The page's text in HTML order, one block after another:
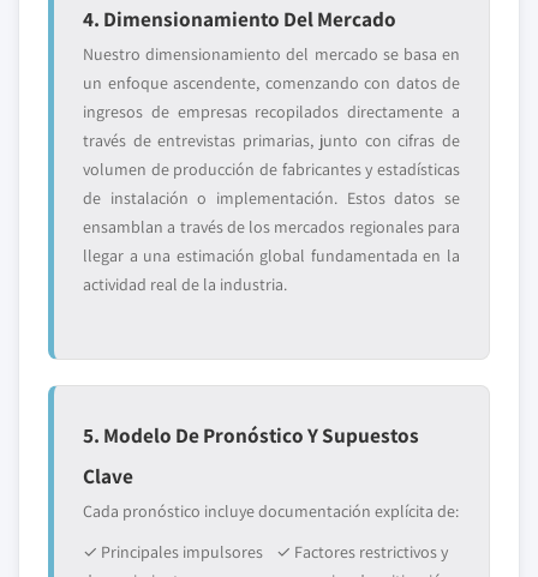
4. Dimensionamiento Del Mercado
Nuestro dimensionamiento del mercado se basa en
un enfoque ascendente, comenzando con datos de
ingresos de empresas recopilados directamente a
través de entrevistas primarias, junto con cifras de
volumen de producción de fabricantes y estadísticas
de instalación o implementación. Estos datos se
ensamblan a través de los mercados regionales para
llegar a una estimación global fundamentada en la
actividad real de la industria.
5. Modelo De Pronóstico Y Supuestos
Clave
Cada pronóstico incluye documentación explícita de:
✓ Principales impulsores
✓ Factores restrictivos y